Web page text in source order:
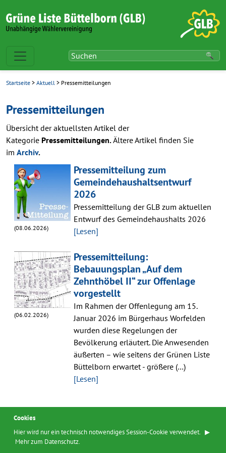
Startseite > Aktuell > Pressemitteilungen
Pressemitteilungen
Übersicht der aktuellsten Artikel der
Kategorie Pressemitteilungen.Ältere Artikel finden Sie
im Archiv.
(08.06.2026)
Pressemitteilung zum
Gemeindehaushaltsentwurf
2026
Pressemitteilung der GLB zum aktuellen
Entwurf des Gemeindehaushalts 2026
[Lesen]
(06.02.2026)
Pressemitteilung:
Bebauungsplan „Auf dem
Zehnthöbel II“ zur Offenlage
vorgestellt
Im Rahmen der Offenlegung am 15.
Januar 2026 im Bürgerhaus Worfelden
wurden diese Regelungen der
Bevölkerung erläutert. Die Anwesenden
äußerten – wie seitens der Grünen Liste
Büttelborn erwartet - größere (…)
[Lesen]
Cookies
Hier wird nur ein technisch notwendiges Session-Cookie verwendet. ▶︎
Mehr zum Datenschutz.